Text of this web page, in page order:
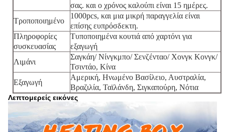
σας. και ο χρόνος καλούπι είναι 15 ημέρες.
Τροποποιημένο
1000pcs, και μια μικρή παραγγελία είναι
επίσης ευπρόσδεκτη.
Πληροφορίες
συσκευασίας
Τυποποιημένα κουτιά από χαρτόνι για
εξαγωγή
Λιμάνι
Σαγκάη/ Νίνγκμπο/ Σενζένταο/ Χονγκ Κονγκ/
Τσιντάο, Κίνα
Εξαγωγή
Αμερική, Ηνωμένο Βασίλειο, Αυστραλία,
Βραζιλία, Ταϊλάνδη, Σιγκαπούρη, Νότια
Λεπτομερείς εικόνες